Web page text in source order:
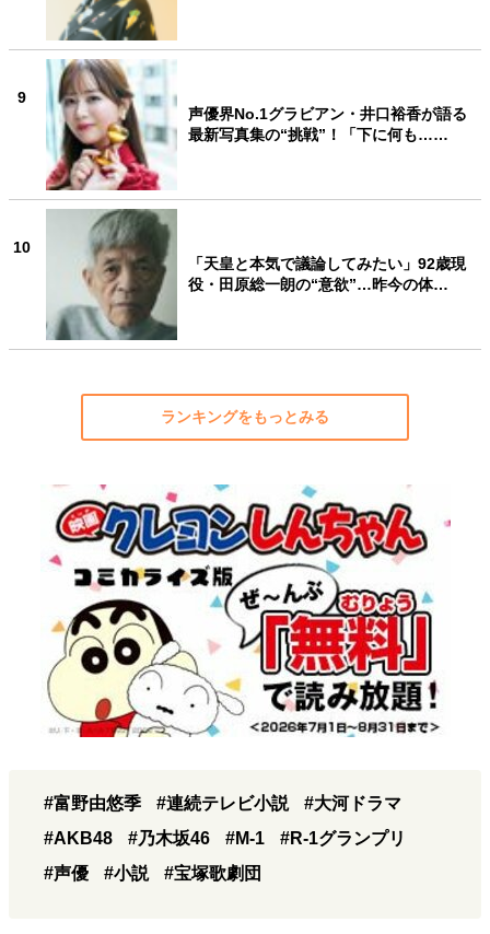
9
声優界No.1グラビアン・井口裕香が語る
最新写真集の“挑戦”！「下に何も……
10
「天皇と本気で議論してみたい」92歳現
役・田原総一朗の“意欲”…昨今の体…
ランキングをもっとみる
#富野由悠季 #連続テレビ小説
#大河ドラマ
#AKB48
#乃木坂46 #M-1
#R-1グランプリ
#声優
#小説 #宝塚歌劇団